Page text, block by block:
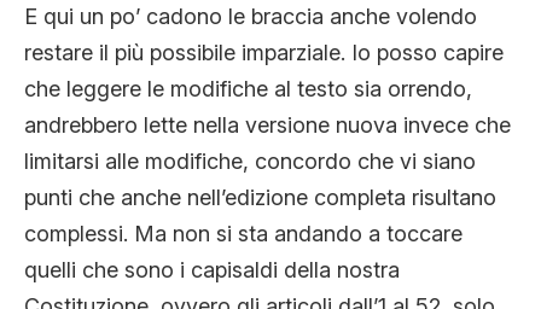
E qui un po’ cadono le braccia anche volendo
restare il più possibile imparziale. Io posso capire
che leggere le modifiche al testo sia orrendo,
andrebbero lette nella versione nuova invece che
limitarsi alle modifiche, concordo che vi siano
punti che anche nell’edizione completa risultano
complessi. Ma non si sta andando a toccare
quelli che sono i capisaldi della nostra